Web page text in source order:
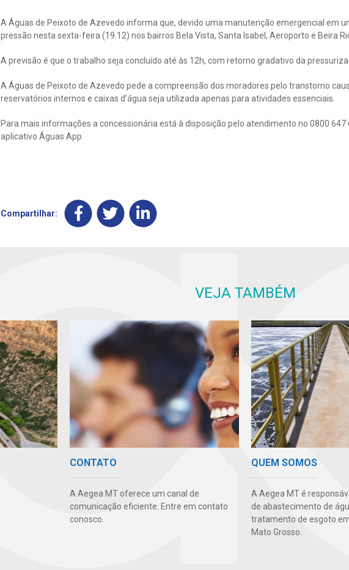
A Águas de Peixoto de Azevedo informa que, devido uma manutenção emergencial em
pressão nesta sexta-feira (19.12) nos bairros Bela Vista, Santa Isabel, Aeroporto e Beira
A previsão é que o trabalho seja concluído até às 12h, com retorno gradativo da
A Águas de Peixoto de Azevedo pede a compreensão dos moradores pelo transtorno
reservatórios internos e caixas d’água seja utilizada apenas para atividades essenciais.
Para mais informações a concessionária está à disposição pelo atendimento no 0800 647
aplicativo Águas App.
Compartilhar:
VEJA TAMBÉM
CONTATO
A Aegea MT oferece um canal de
comunicação eficiente. Entre em contato
conosco.
QUEM SOMOS
A Aegea MT é
de abastecimento de
tratamento de esgoto
Mato Grosso.